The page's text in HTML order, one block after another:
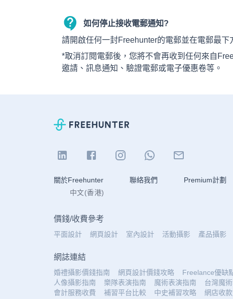
如何停止接收電郵通知?
請開啟任何一封Freehunter的電郵並在電郵最下
*取消訂閱電郵後，您將不會再收到任何來自
邀請、訊息通知、驗證電郵或電子優惠卷等。
關於Freehunter 聯絡我們 Premium計劃
中文(香港)
價錢/收費參考
平面設計 網頁設計 室內設計 活動攝影 產品攝影
網誌連結
婚禮攝影價錢指南 網頁設計價錢攻略 Freelance優缺
人像攝影指南
樂隊表演指南 魔術表演指南 台灣魔
會計服務收費
補習平台比較 中史補習攻略 網店收